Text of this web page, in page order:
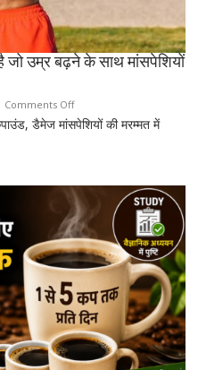
जो उम्र बढ़ने के साथ मांसपेशियों
Comments Offon
रिसर्चर्स
ऐसा
कंपाउंड
खोजा
है
जो
बढ़ने
के
साथ
मांसपेशियों
डैमेज मांसपेशियों की मरम्मत में